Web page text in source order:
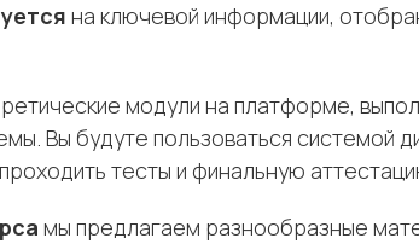
на ключевой информации,
модули на платформе,
Вы будуте пользоваться системой
тесты и финальную
мы предлагаем разнообразные